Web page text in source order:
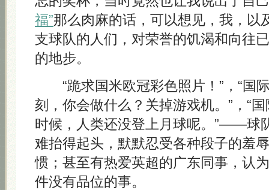
福”那么肉麻的话，可以想见，我，以
支球队的人们，对荣誉的饥渴和向往
的地步。
“跪求国米欧冠彩色照片！”，“国
刻，你会做什么？关掉游戏机。”，“
时候，人类还没登上月球呢。”——球
难抬得起头，默默忍受各种段子的羞
惯；甚至有热爱英超的广东同事，认
件没有品位的事。